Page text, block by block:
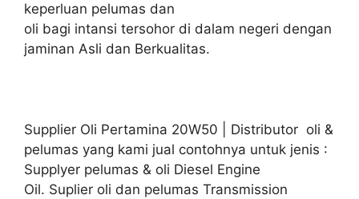
keperluan pelumas dan
oli bagi intansi tersohor di dalam negeri dengan
jaminan Asli dan Berkualitas.
Supplier Oli Pertamina 20W50 | Distributor oli &
pelumas yang kami jual contohnya untuk jenis :
Supplyer pelumas & oli Diesel Engine
Oil. Suplier oli dan pelumas Transmission